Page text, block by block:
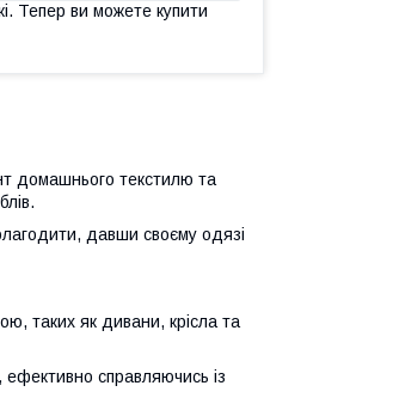
Тепер ви можете купити
домашнього текстилю та
давши своєму одязі
таких як дивани, крісла та
ефективно справляючись із